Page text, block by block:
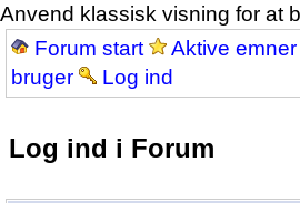
Anvend klassisk visning for at
Forum start
Aktive emner
bruger
Log ind
Log ind i Forum